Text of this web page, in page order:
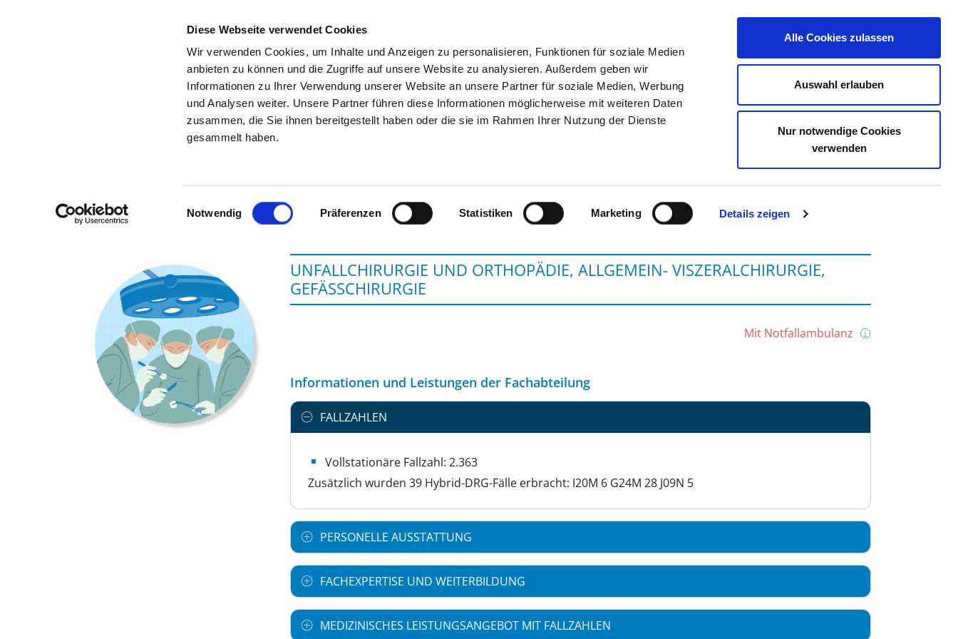
Diese Webseite verwendet Cookies
Wir verwenden Cookies, um Inhalte und Anzeigen zu personalisieren, Funktionen für soziale Medien
anbieten zu können und die Zugriffe auf unsere Website zu analysieren. Außerdem geben wir
Informationen zu Ihrer Verwendung unserer Website an unsere Partner für soziale Medien, Werbung
und Analysen weiter. Unsere Partner führen diese Informationen möglicherweise mit weiteren Daten
zusammen, die Sie ihnen bereitgestellt haben oder die sie im Rahmen Ihrer Nutzung der Dienste
gesammelt haben.
Einwilligungsauswahl
Notwendig Präferenzen Statistiken Marketing Details zeigen
Alle Cookies zulassen
Auswahl erlauben
Nur notwendige Cookies
verwenden
SUCHEN TIPPS & HILFE DAS DKV STELLENBÖRSE KONTAKT IHRE MEINUNG
Zur Krankenhaus-Startseite
UNFALLCHIRURGIE UND ORTHOPÄDIE, ALLGEMEIN- VISZERALCHIRURGIE,
GEFÄSSCHIRURGIE
Mit Notfallambulanz
Informationen und Leistungen der Fachabteilung
FALLZAHLEN
Vollstationäre Fallzahl: 2.363
Zusätzlich wurden 39 Hybrid-DRG-Fälle erbracht: I20M 6 G24M 28 J09N 5
PERSONELLE AUSSTATTUNG
FACHEXPERTISE UND WEITERBILDUNG
MEDIZINISCHES LEISTUNGSANGEBOT MIT FALLZAHLEN